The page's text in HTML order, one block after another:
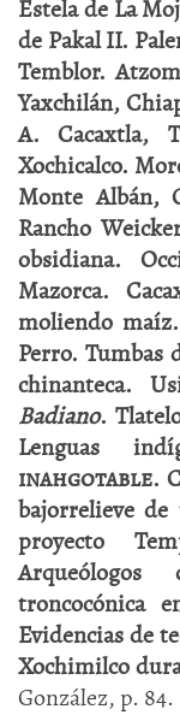
Estela de La
de Pakal II.
Temblor.
Yaxchilán,
A. Cacaxtla,
Xochicalco.
Monte Albán,
Rancho
obsidiana.
Mazorca.
moliendo
Perro.
chinanteca.
Badiano.
Lenguas
inahgotable.
bajorrelieve
proyecto
troncocónica
Evidencias de
Xochimilco
González, p. 84.